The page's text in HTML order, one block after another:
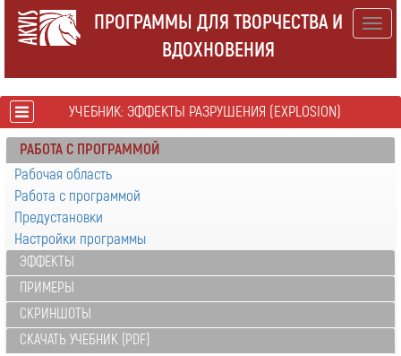
ПРОГРАММЫ ДЛЯ ТВОРЧЕСТВА И
ВДОХНОВЕНИЯ
УЧЕБНИК: ЭФФЕКТЫ РАЗРУШЕНИЯ (EXPLOSION)
РАБОТА С ПРОГРАММОЙ
Рабочая область
Работа с программой
Предустановки
Настройки программы
ЭФФЕКТЫ
ПРИМЕРЫ
СКРИНШОТЫ
СКАЧАТЬ УЧЕБНИК (PDF)